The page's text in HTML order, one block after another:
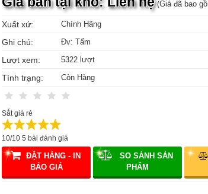
(Giá đã bao
Xuất xứ: Chính Hãng
Ghi chú: Đv: Tấm
Lượt xem: 5322 lượt
Tình trạng: Còn Hàng
Sắt giá rẻ
10/10 5 bài đánh giá
ĐẶT HÀNG - IN
BÁO GIÁ
SO SÁNH SẢN
PHẨM